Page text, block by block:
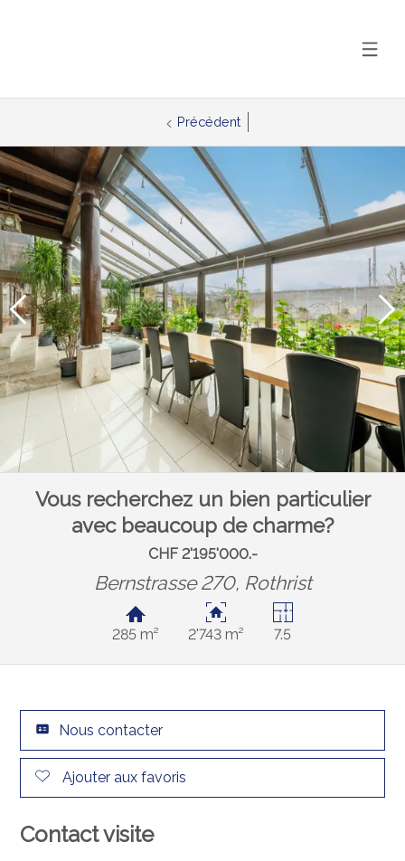
Précédent
Vous recherchez un bien particulier
avec beaucoup de charme?
CHF 2'195'000.-
Bernstrasse 270, Rothrist
285 m² 2'743 m² 7.5
Nous contacter
Ajouter aux favoris
Contact visite